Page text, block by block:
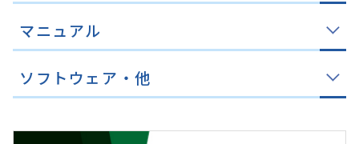
マニュアル
ソフトウェア・他